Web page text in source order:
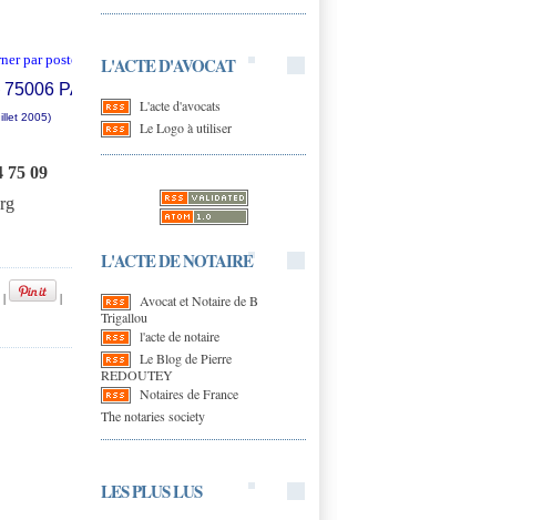
L'ACTE D'AVOCAT
L'acte d'avocats
Le Logo à utiliser
L'ACTE DE NOTAIRE
Avocat et Notaire de B
Trigallou
l'acte de notaire
Le Blog de Pierre
REDOUTEY
Notaires de France
The notaries society
LES PLUS LUS
par poste)
PARIS
2005)
75 09
|
|